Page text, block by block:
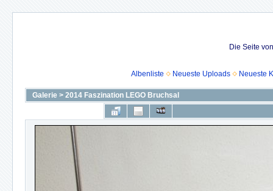
Die Seite
Albenliste Neueste Uploads Neueste
Galerie > 2014 Faszination LEGO Bruchsal